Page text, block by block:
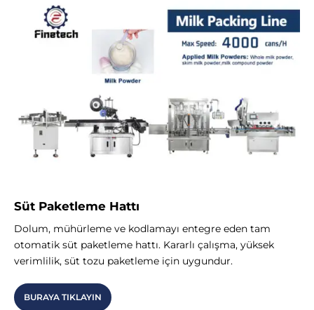
Süt Paketleme Hattı
Dolum, mühürleme ve kodlamayı entegre eden tam
otomatik süt paketleme hattı. Kararlı çalışma, yüksek
verimlilik, süt tozu paketleme için uygundur.
BURAYA TIKLAYIN